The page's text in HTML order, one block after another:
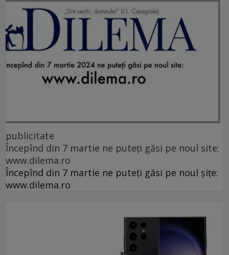
publicitate
Începînd din 7 martie ne puteți găsi pe noul site:
www.dilema.ro
Începînd din 7 martie ne puteți găsi pe noul șițe:
www.dilema.ro